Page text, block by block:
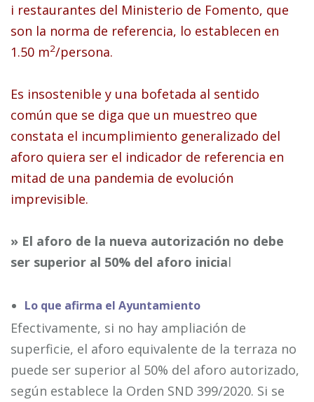
i restaurantes del Ministerio de Fomento, que
son la norma de referencia, lo establecen en
1.50 m2/persona.
Es insostenible y una bofetada al sentido
común que se diga que un muestreo que
constata el incumplimiento generalizado del
aforo quiera ser el indicador de referencia en
mitad de una pandemia de evolución
imprevisible.
» El aforo de la nueva autorización no debe
ser superior al 50% del aforo inicial
Lo que afirma el Ayuntamiento
Efectivamente, si no hay ampliación de
superficie, el aforo equivalente de la terraza no
puede ser superior al 50% del aforo autorizado,
según establece la Orden SND 399/2020. Si se